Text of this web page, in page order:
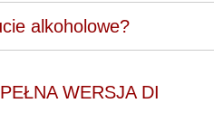
alkoholowe?
PEŁNA WERSJA DI